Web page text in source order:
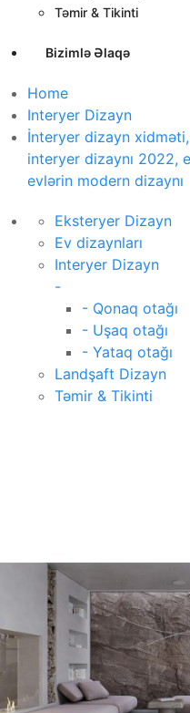
Təmir & Tikinti
Bizimlə Əlaqə
Home
Interyer Dizayn
İnteryer dizayn
interyer dizaynı 2022,
evlərin modern dizaynı
Eksteryer Dizayn
Ev dizaynları
Interyer Dizayn
-
- Qonaq otağı
- Uşaq otağı
- Yataq otağı
Landşaft Dizayn
Təmir & Tikinti